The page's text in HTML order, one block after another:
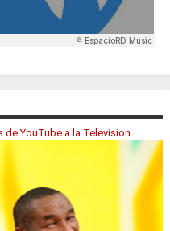
de YouTube a la Television